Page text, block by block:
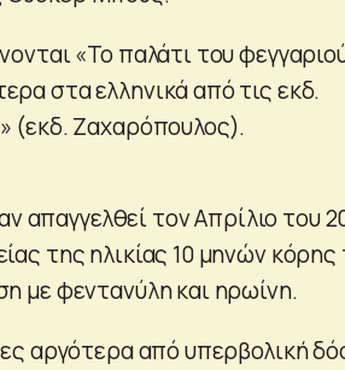
«Το παλάτι του
στα ελληνικά από τις εκδ.
(εκδ. Ζαχαρόπουλος).
απαγγελθεί τον Απρίλιο του
της ηλικίας 10 μηνών κόρης
με φεντανύλη και ηρωίνη.
αργότερα από υπερβολική